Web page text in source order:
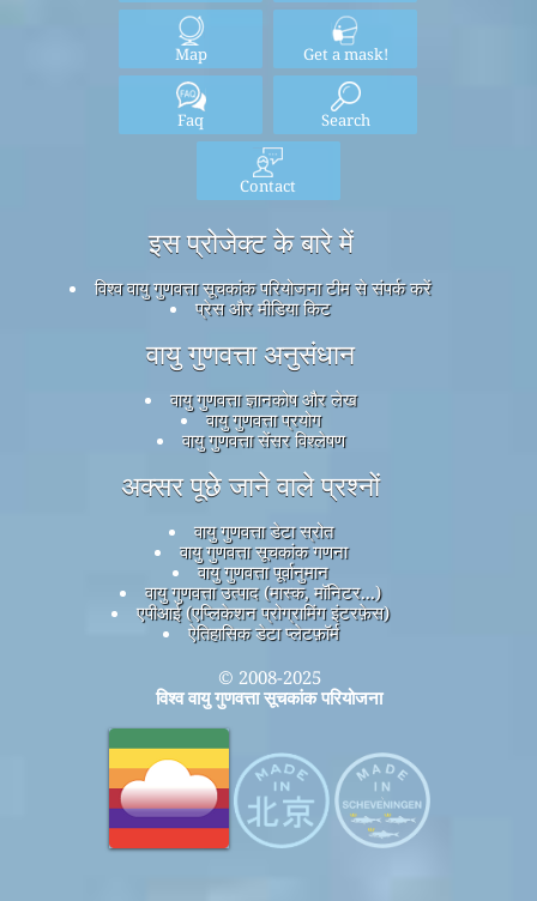
Map Get a mask!
Faq Search
Contact
इस प्रोजेक्ट के बारे में
विश्व वायु गुणवत्ता सूचकांक परियोजना टीम से संपर्क करें
प्रेस और मीडिया किट
वायु गुणवत्ता अनुसंधान
वायु गुणवत्ता ज्ञानकोष और लेख
वायु गुणवत्ता प्रयोग
वायु गुणवत्ता सेंसर विश्लेषण
अक्सर पूछे जाने वाले प्रश्नों
वायु गुणवत्ता डेटा स्रोत
वायु गुणवत्ता सूचकांक गणना
वायु गुणवत्ता पूर्वानुमान
वायु गुणवत्ता उत्पाद (मास्क, मॉनिटर...)
एपीआई (एप्लिकेशन प्रोग्रामिंग इंटरफ़ेस)
ऐतिहासिक डेटा प्लेटफ़ॉर्म
© 2008-2025
विश्व वायु गुणवत्ता सूचकांक परियोजना